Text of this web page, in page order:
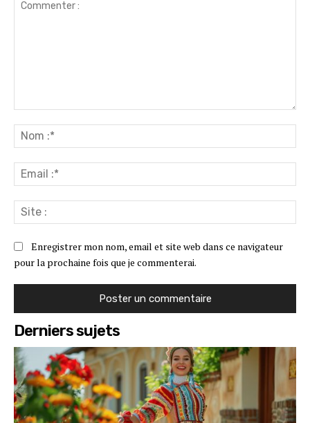
:*
:*
:
Enregistrer mon nom, email et site web dans ce navigateur
pour la prochaine fois que je commenterai.
Derniers sujets